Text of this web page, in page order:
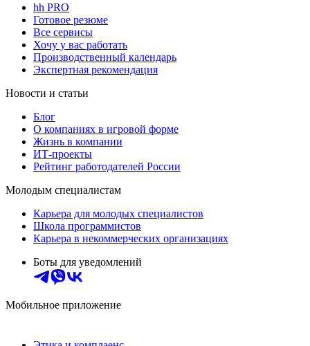
hh PRO
Готовое резюме
Все сервисы
Хочу у вас работать
Производственный календарь
Экспертная рекомендация
Новости и статьи
Блог
О компаниях в игровой форме
Жизнь в компании
ИТ-проекты
Рейтинг работодателей России
Молодым специалистам
Карьера для молодых специалистов
Школа программистов
Карьера в некоммерческих организациях
Боты для уведомлений
Мобильное приложение